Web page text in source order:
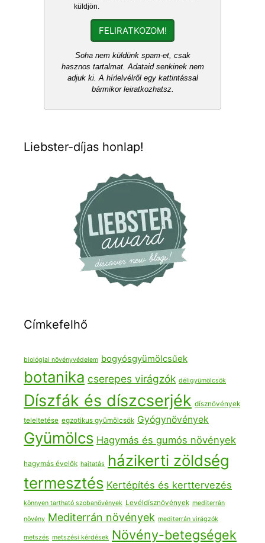
küldjön.
FELIRATKOZOM!
Soha nem küldünk spam-et, csak
hasznos tartalmat. Adataid senkinek nem
adjuk ki. A hírlelvélről egy kattintással
bármikor leiratkozhatsz.
Liebster-díjas honlap!
Címkefelhő
biológiai növényvédelem bogyósgyümölcsűek
botanika cserepes virágzók déligyümölcsök
Díszfák és díszcserjék dísznövények
teleltetése egzotikus gyümölcsök Gyógynövények
Gyümölcs Hagymás és gumós növények
hagymás évelők hajtatás
házikerti zöldség
termesztés Kertépítés és kerttervezés
könnyen tartható szobanövények Levéldísznövények mediterrán
növény Mediterrán növények mediterrán virágzók
metszés metszési kérdések Növény-betegségek